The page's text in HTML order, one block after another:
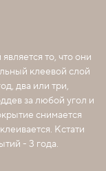
то, что они
клеевой слой
два или три,
за любой угол и
снимается
Кстати
- 3 года.